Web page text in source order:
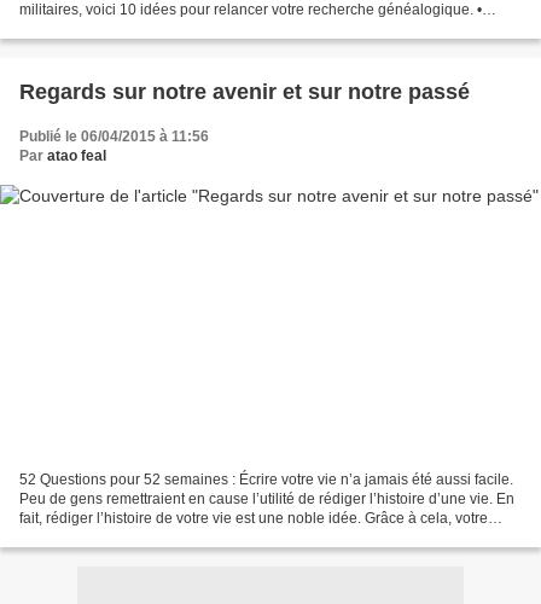
militaires, voici 10 idées pour relancer votre recherche généalogique. •
Regards sur notre avenir et sur notre passé
Publié le 06/04/2015 à 11:56
Par atao feal
52 Questions pour 52 semaines : Écrire votre vie n’a jamais été aussi facile.
Peu de gens remettraient en cause l’utilité de rédiger l’histoire d’une vie. En
fait, rédiger l’histoire de votre vie est une noble idée. Grâce à cela, votre